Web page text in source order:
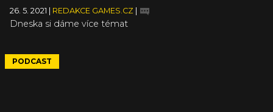
26. 5. 2021 REDAKCE GAMES.CZ
Dneska si dáme více témat
PODCAST